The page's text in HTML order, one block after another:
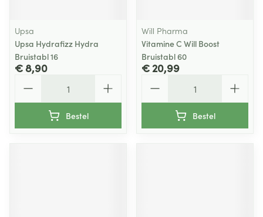
Upsa
Upsa Hydrafizz Hydra
Bruistabl 16
€ 8,90
Bestel
Will Pharma
Vitamine C Will Boost
Bruistabl 60
€ 20,99
Bestel